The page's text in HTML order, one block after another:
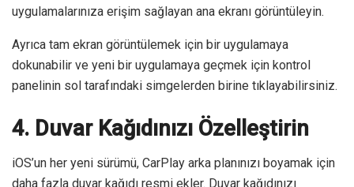
uygulamalarınıza erişim sağlayan ana ekranı görüntüleyin.
Ayrıca tam ekran görüntülemek için bir uygulamaya
dokunabilir ve yeni bir uygulamaya geçmek için kontrol
panelinin sol tarafındaki simgelerden birine tıklayabilirsiniz.
4. Duvar Kağıdınızı Özelleştirin
iOS’un her yeni sürümü, CarPlay arka planınızı boyamak için
daha fazla duvar kağıdı resmi ekler. Duvar kağıdınızı